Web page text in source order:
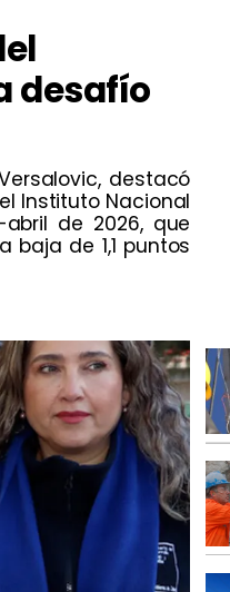
desafío
destacó
Instituto Nacional
de 2026, que
de 1,1 puntos